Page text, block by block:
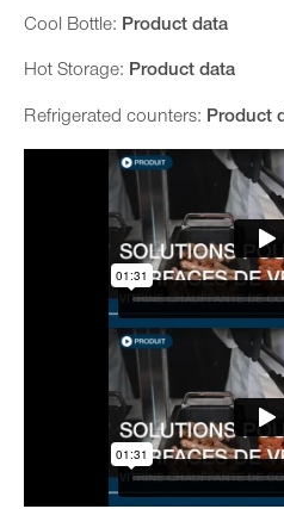
Cool Bottle: Product data
Hot Storage: Product data
Refrigerated counters: Product